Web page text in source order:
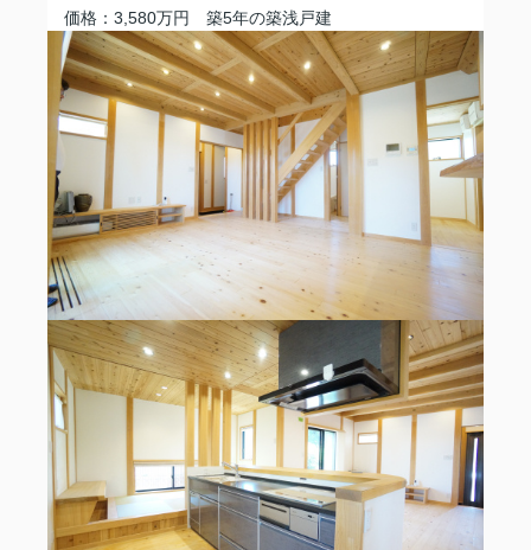
価格：3,580万円 築5年の築浅戸建